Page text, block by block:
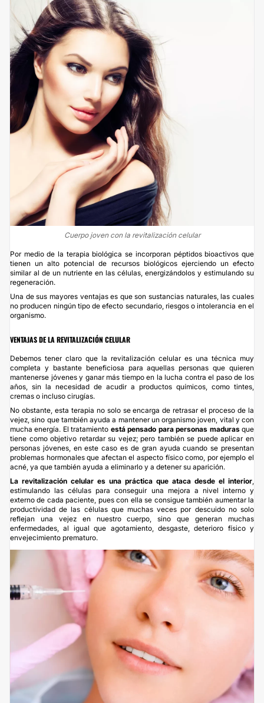
Cuerpo joven con la revitalización celular
Por medio de la terapia biológica se incorporan péptidos bioactivos que
tienen un alto potencial de recursos biológicos ejerciendo un efecto
similar al de un nutriente en las células, energizándolos y estimulando su
regeneración.
Una de sus mayores ventajas es que son sustancias naturales, las cuales
no producen ningún tipo de efecto secundario, riesgos o intolerancia en el
organismo.
VENTAJAS DE LA REVITALIZACIÓN CELULAR
Debemos tener claro que la revitalización celular es una técnica muy
completa y bastante beneficiosa para aquellas personas que quieren
mantenerse jóvenes y ganar más tiempo en la lucha contra el paso de los
años, sin la necesidad de acudir a productos químicos, como tintes,
cremas o incluso cirugías.
No obstante, esta terapia no solo se encarga de retrasar el proceso de la
vejez, sino que también ayuda a mantener un organismo joven, vital y con
mucha energía. El tratamiento está pensado para personas madurasque
tiene como objetivo retardar su vejez; pero también se puede aplicar en
personas jóvenes, en este caso es de gran ayuda cuando se presentan
problemas hormonales que afectan el aspecto físico como, por ejemplo el
acné, ya que también ayuda a eliminarlo y a detener su aparición.
La revitalización celular es una práctica que ataca desde el interior,
estimulando las células para conseguir una mejora a nivel interno y
externo de cada paciente, pues con ella se consigue también aumentar la
productividad de las células que muchas veces por descuido no solo
reflejan una vejez en nuestro cuerpo, sino que generan muchas
enfermedades, al igual que agotamiento, desgaste, deterioro físico y
envejecimiento prematuro.